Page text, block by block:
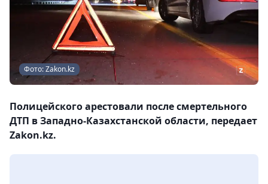
Фото: Zakon.kz
Полицейского арестовали после смертельного
ДТП в Западно-Казахстанской области, передает
Zakon.kz.